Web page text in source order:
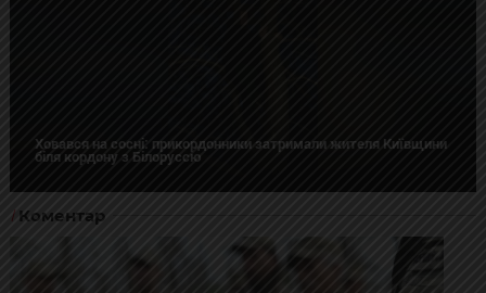
Ховався на сосні: прикордонники затримали жителя Київщини
біля кордону з Білоруссю
Коментар